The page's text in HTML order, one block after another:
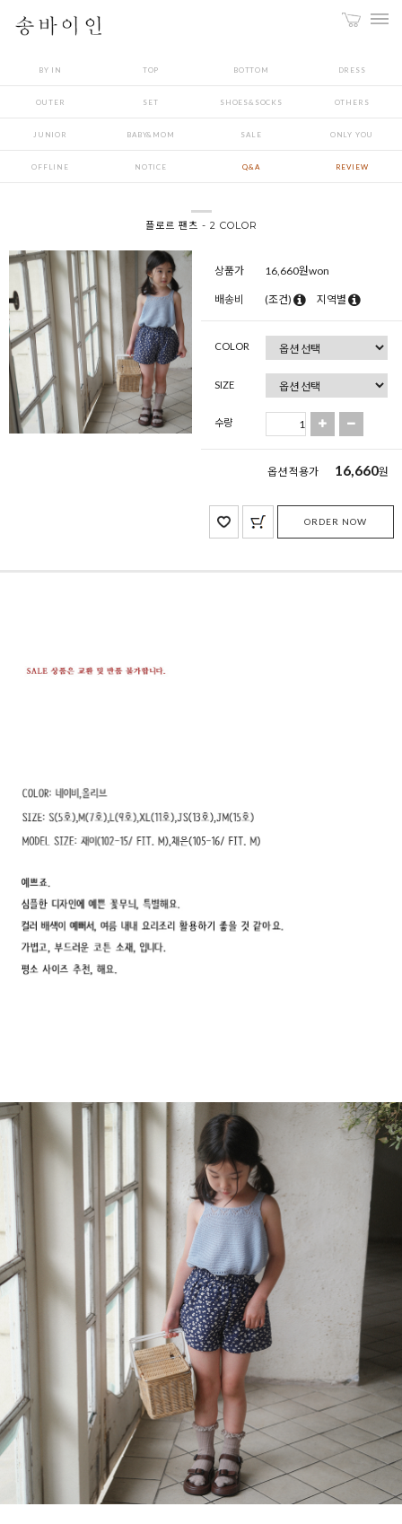
BY IN TOP BOTTOM DRESS
OUTER SET SHOES&SOCKS OTHERS
JUNIOR BABY&MOM SALE ONLY YOU
OFFLINE NOTICE Q&A REVIEW
플로르 팬츠 - 2 COLOR
상품가 16,660원won
배송비 (조건) 지역별
COLOR
SIZE
수량
옵션 적용가 16,660원
ORDER NOW